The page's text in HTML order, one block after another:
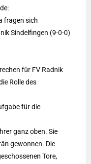
fragen sich
Sindelfingen (9-0-0)
für FV Radnik
Rolle des
für die
ganz oben. Sie
gewonnen. Die
Tore,